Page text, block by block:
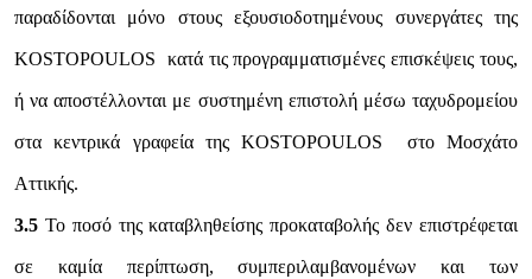
παραδίδονται μόνο στους εξουσιοδοτημένους συνεργάτες της
KOSTOPOULOS κατά τις προγραμματισμένες επισκέψεις τους,
ή να αποστέλλονται με συστημένη επιστολή μέσω ταχυδρομείου
στα κεντρικά γραφεία της KOSTOPOULOS στο Μοσχάτο
Αττικής.
3.5 Το ποσό της καταβληθείσης προκαταβολής δεν επιστρέφεται
σε καμία περίπτωση, συμπεριλαμβανομένων και των